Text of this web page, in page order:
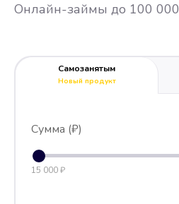
Онлайн-займы до 100
Самозанятым
Новый продукт
Сумма (₽)
15 000 ₽